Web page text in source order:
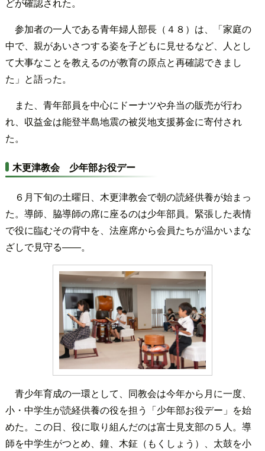
参加者の一人である青年婦人部長（４８）は、「家庭の
中で、親があいさつする姿を子どもに見せるなど、人とし
て大事なことを教えるのが教育の原点と再確認できまし
た」と語った。
また、青年部員を中心にドーナツや弁当の販売が行わ
れ、収益金は能登半島地震の被災地支援募金に寄付され
た。
木更津教会 少年部お役デー
６月下旬の土曜日、木更津教会で朝の読経供養が始まっ
た。導師、脇導師の席に座るのは少年部員。緊張した表情
で役に臨むその背中を、法座席から会員たちが温かいまな
ざしで見守る――。
青少年育成の一環として、同教会は今年から月に一度、
小・中学生が読経供養の役を担う「少年部お役デー」を始
めた。この日、役に取り組んだのは富士見支部の５人。導
師を中学生がつとめ、鐘、木鉦（もくしょう）、太鼓を小